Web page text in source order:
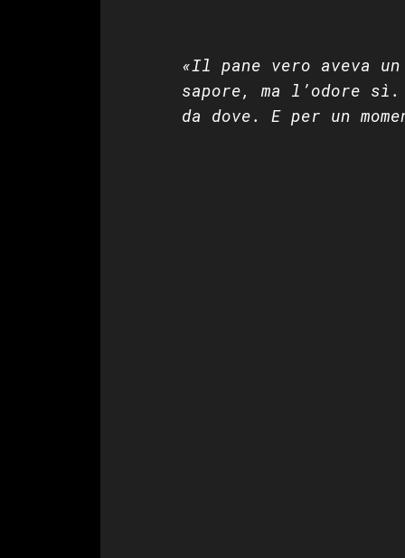
«Il pane vero aveva
sapore, ma l’odore
da dove. E per un